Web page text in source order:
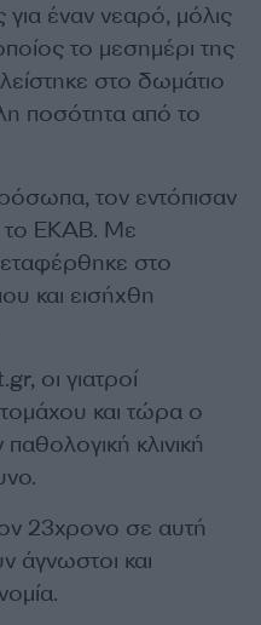
έναν νεαρό, μόλις
το μεσημέρι της
στο δωμάτιο
ποσότητα από το
τον εντόπισαν
το ΕΚΑΒ. Με
στο
και εισήχθη
οι γιατροί
και τώρα ο
κλινική
23χρονο σε αυτή
άγνωστοι και